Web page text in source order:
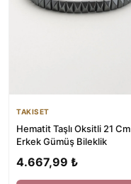
TAKISET
Hematit Taşlı Oksitli 21 Cm
Erkek Gümüş Bileklik
4.667,99 ₺